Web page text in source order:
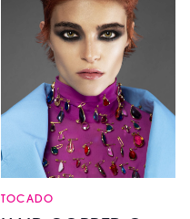
TOCADO